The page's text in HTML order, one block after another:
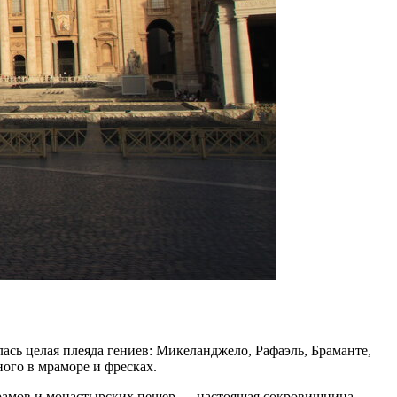
целая плеяда гениев: Микеланджело, Рафаэль, Браманте,
в мраморе и фресках.